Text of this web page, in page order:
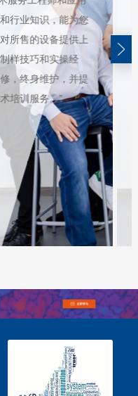
行业知识，能为您
所售的设备提供上
样技巧和实操经
，终身维护，并提
培训服务。”